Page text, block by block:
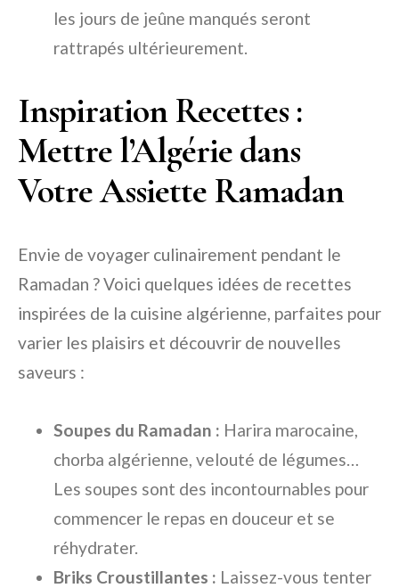
les jours de jeûne manqués seront
rattrapés ultérieurement.
Inspiration Recettes :
Mettre l’Algérie dans
Votre Assiette Ramadan
Envie de voyager culinairement pendant le
Ramadan ? Voici quelques idées de recettes
inspirées de la cuisine algérienne, parfaites pour
varier les plaisirs et découvrir de nouvelles
saveurs :
Soupes du Ramadan : Harira marocaine,
chorba algérienne, velouté de légumes…
Les soupes sont des incontournables pour
commencer le repas en douceur et se
réhydrater.
Briks Croustillantes : Laissez-vous tenter